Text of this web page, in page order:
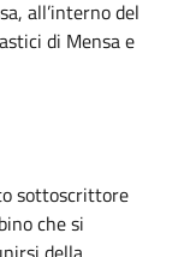
all’interno del
di Mensa e
sottoscrittore
che si